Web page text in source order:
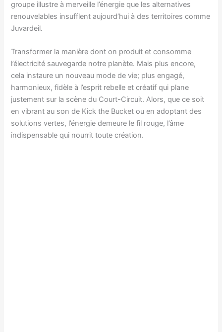
groupe illustre à merveille l’énergie que les alternatives
renouvelables insufflent aujourd’hui à des territoires comme
Juvardeil.
Transformer la manière dont on produit et consomme
l’électricité sauvegarde notre planète. Mais plus encore,
cela instaure un nouveau mode de vie; plus engagé,
harmonieux, fidèle à l’esprit rebelle et créatif qui plane
justement sur la scène du Court-Circuit. Alors, que ce soit
en vibrant au son de Kick the Bucket ou en adoptant des
solutions vertes, l’énergie demeure le fil rouge, l’âme
indispensable qui nourrit toute création.